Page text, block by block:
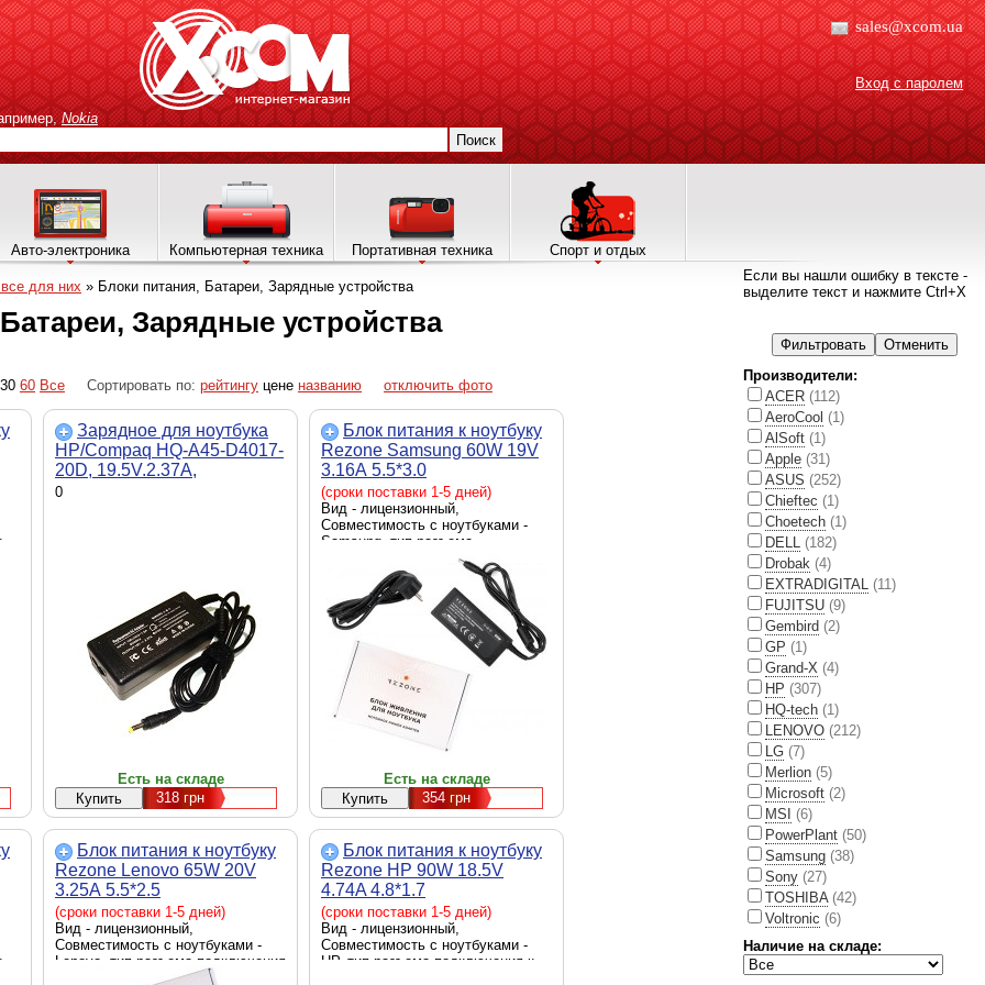
sales@xcom.ua
Вход с паролем
Nokia
Поиск
Авто-электроника Компьютерная техника Портативная техника Спорт и отдых
для них » Блоки питания, Батареи, Зарядные устройства
Зарядные устройства
30 60 Все Сортировать по: рейтингу цене названию отключить фото
Зарядное для ноутбука
HP/Compaq HQ-A45-D4017-
20D, 19.5V.2.37A,
4.0x1.7mm, 45W
0
Есть на складе
318грн
Блок питания к ноутбуку
Rezone Samsung 60W 19V
3.16А 5.5*3.0
(RZPSSM60195530)
(сроки поставки 1-5 дней)
Вид - лицензионный,
Совместимость с ноутбуками -
Samsung, тип разъема
подключения к ноутбуку - 5.5 x
3.0 мм, источник питания - сеть
220 В, выходная мощность - 60
Вт
Есть на складе
354грн
Блок питания к ноутбуку
Rezone Lenovo 65W 20V
3.25А 5.5*2.5
(RZPSLN65205525)
(сроки поставки 1-5 дней)
Вид - лицензионный,
Совместимость с ноутбуками -
Lenovo, тип разъема подключения
к ноутбуку - 5.5 x 2.5 мм,
Блок питания к ноутбуку
Rezone HP 90W 18.5V
4.74A 4.8*1.7
(RZPSHP90184817)
(сроки поставки 1-5 дней)
Вид - лицензионный,
Совместимость с ноутбуками -
HP, тип разъема подключения к
Если вы нашли ошибку в тексте -
выделите текст и нажмите Ctrl+X
Производители:
ACER (112)
AeroCool (1)
AlSoft (1)
Apple (31)
ASUS (252)
Chieftec (1)
Choetech (1)
DELL (182)
Drobak (4)
EXTRADIGITAL (11)
FUJITSU (9)
Gembird (2)
GP (1)
Grand-X (4)
HP (307)
HQ-tech (1)
LENOVO (212)
LG (7)
Merlion (5)
Microsoft (2)
MSI
(6)
PowerPlant (50)
Samsung (38)
Sony (27)
TOSHIBA (42)
Voltronic (6)
Наличие на складе: